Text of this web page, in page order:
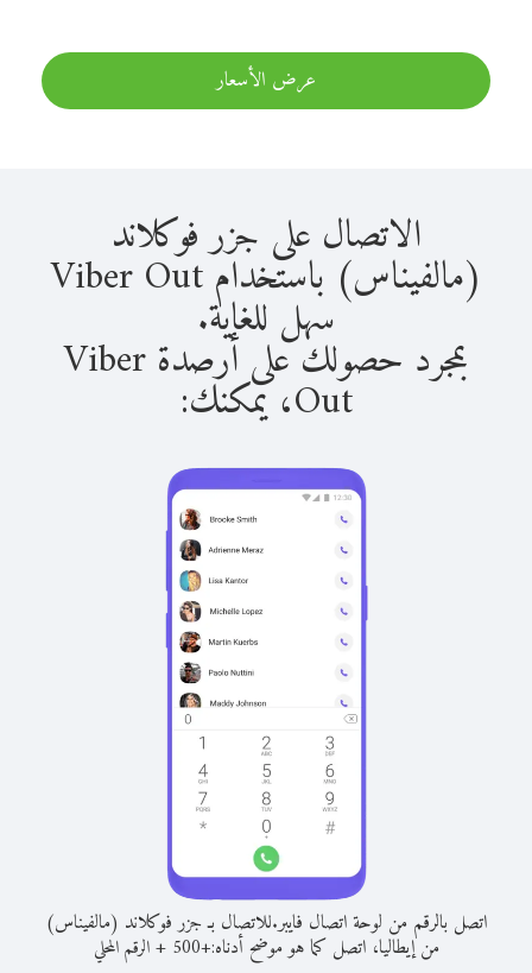
عرض الأسعار
الاتصال على جزر فوكلاند
(مالفيناس) باستخدام Viber Out
سهل للغاية.
بمجرد حصولك على أرصدة Viber
Out، يمكنك:
اتصل بالرقم من لوحة اتصال فايبر.للاتصال بـ جزر فوكلاند (مالفيناس)
من إيطاليا، اتصل كما هو موضح أدناه:+
500
+الرقم المحلي